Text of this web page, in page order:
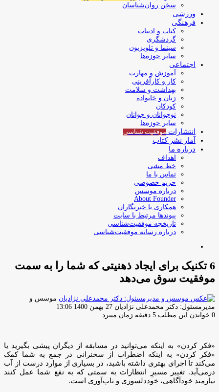
سخن روان‌شناسان
ورزشی
فرهنگی
کتاب و ادبیات
گردشگری
سینما و تلویزیون
سایر حوزه‌ها
اجتماعی
آموزش و مهارت
کار و کارآفرینی
بهداشت و سلامت
زنان و خانواده
کودکان
نوجوانان و جوانان
سایر حوزه‌ها
انتشارات موفقیت‌ شناسی
آمار نشر کتاب
درباره ما
اهداف
خط مشی
تماس با ما
حریم خصوصی
درباره موسس
About Founder
همکاری با خبرنگاران
پیوندها مرتبط با سایت
تاریخچه موفقیت‌شناسی
درباره رسانه موفقیت‌شناسی
6 تکنیک برای ایجاد ذهنیتی که شما را به سمت
موفقیت سوق می‌دهد
موسس و
مدیرمسئول: دکتر محمدعلی نژادیان ارسال
ایمیل
27 بهمن 1400 13:06
0 خواندن این مطلب 5 دقیقه زمان میبرد
«فکر کردن» به اینکه می‌توانید در مسابقه از دیگران پیشی بگیرید یا
«فکر کردن» به اینکه اضطراب از سخنرانی در جمع به شما کمک
می‌کند تا اجرای بهتری داشته باشید، در بسیاری از موارد درست از آب
درمی‌آید. تغییر مسیرِ انتظارات به سمتی که به نفع شما عمل کنند
نیازمند خودآگاهی، خوددلسوزی و تاب‌آوری است.